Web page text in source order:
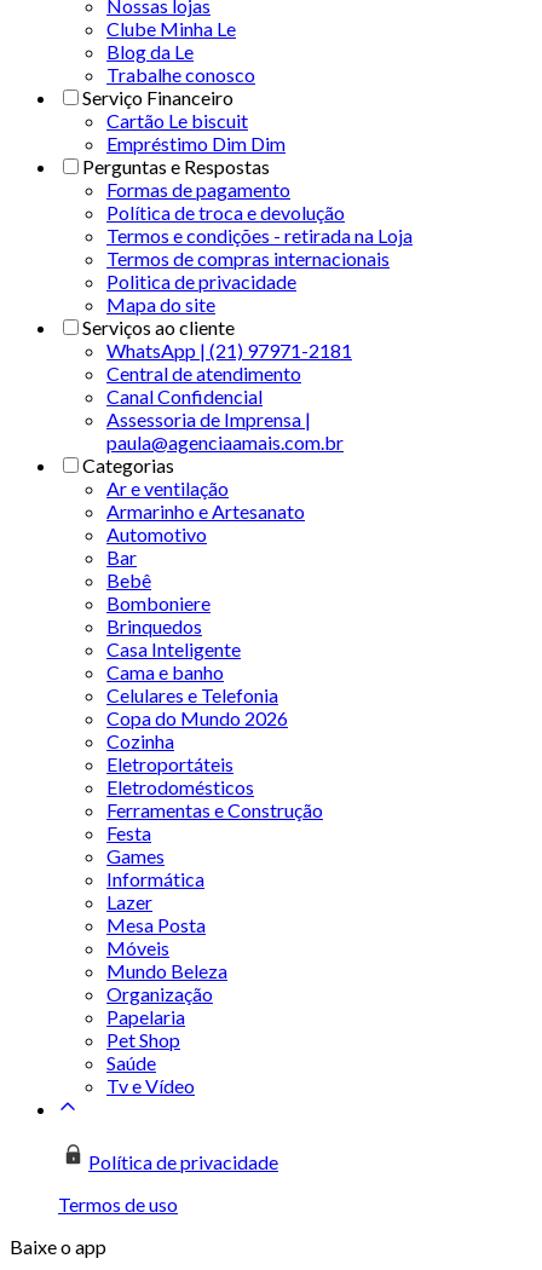
Nossas lojas
Clube Minha Le
Blog da Le
Trabalhe conosco
Serviço Financeiro
Cartão Le biscuit
Empréstimo Dim Dim
Perguntas e Respostas
Formas de pagamento
Política de troca e devolução
Termos e condições - retirada na Loja
Termos de compras internacionais
Politica de privacidade
Mapa do site
Serviços ao cliente
WhatsApp | (21) 97971-2181
Central de atendimento
Canal Confidencial
Assessoria de Imprensa |
paula@agenciaamais.com.br
Categorias
Ar e ventilação
Armarinho e Artesanato
Automotivo
Bar
Bebê
Bomboniere
Brinquedos
Casa Inteligente
Cama e banho
Celulares e Telefonia
Copa do Mundo 2026
Cozinha
Eletroportáteis
Eletrodomésticos
Ferramentas e Construção
Festa
Games
Informática
Lazer
Mesa Posta
Móveis
Mundo Beleza
Organização
Papelaria
Pet Shop
Saúde
Tv e Vídeo
Política de privacidade
Termos de uso
Baixe o app